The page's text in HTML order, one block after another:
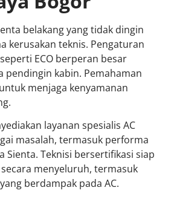
belakang yang tidak dingin
kerusakan teknis. Pengaturan
ECO berperan besar
kabin. Pemahaman
menjaga kenyamanan
layanan spesialis AC
masalah, termasuk performa
Sienta. Teknisi bersertifikasi siap
menyeluruh, termasuk
berdampak pada AC.